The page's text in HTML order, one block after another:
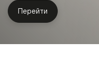
Перейти